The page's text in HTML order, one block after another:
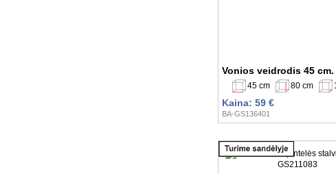
Vonios veidrodis 45 cm.
45 cm 80 cm
Kaina: 59 €
BA-GS136401